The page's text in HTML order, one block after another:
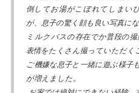
倒してお湯がこぼれてしまい
が、息子の驚く顔も良い写真に
ミルクバスの存在でか普段の
表情をたくさん撮っていただく
ご機嫌な息子と一緒に遊ぶ様子
が増えました。